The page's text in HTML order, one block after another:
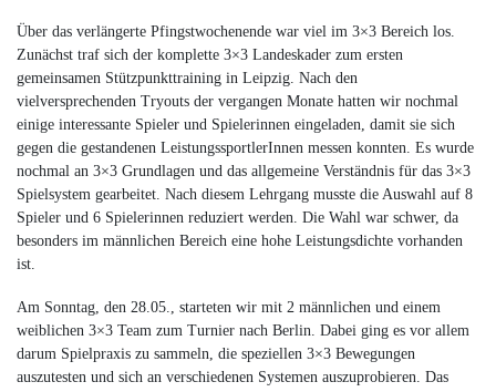
Über das verlängerte Pfingstwochenende war viel im 3×3 Bereich los.
Zunächst traf sich der komplette 3×3 Landeskader zum ersten
gemeinsamen Stützpunkttraining in Leipzig. Nach den
vielversprechenden Tryouts der vergangen Monate hatten wir nochmal
einige interessante Spieler und Spielerinnen eingeladen, damit sie sich
gegen die gestandenen LeistungssportlerInnen messen konnten. Es wurde
nochmal an 3×3 Grundlagen und das allgemeine Verständnis für das 3×3
Spielsystem gearbeitet. Nach diesem Lehrgang musste die Auswahl auf 8
Spieler und 6 Spielerinnen reduziert werden. Die Wahl war schwer, da
besonders im männlichen Bereich eine hohe Leistungsdichte vorhanden
ist.
Am Sonntag, den 28.05., starteten wir mit 2 männlichen und einem
weiblichen 3×3 Team zum Turnier nach Berlin. Dabei ging es vor allem
darum Spielpraxis zu sammeln, die speziellen 3×3 Bewegungen
auszutesten und sich an verschiedenen Systemen auszuprobieren. Das